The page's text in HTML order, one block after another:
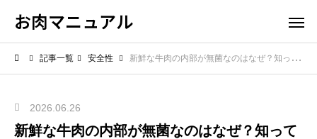
お肉マニュアル
記事一覧 安全性 新鮮な牛肉の内部が無菌なのはなぜ？知っておきたい食の安全を守る理由
2026.06.26
新鮮な牛肉の内部が無菌なのはなぜ？知って